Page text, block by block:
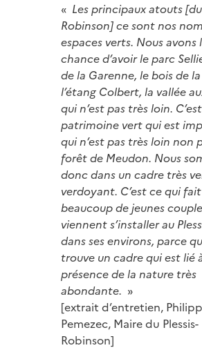
« Les principaux atouts [du
Robinson] ce sont nos
espaces verts. Nous avons
chance d’avoir le parc
de la Garenne, le bois de
l’étang Colbert, la vallée
qui n’est pas très loin.
patrimoine vert qui est
qui n’est pas très loin non
forêt de Meudon. Nous
donc dans un cadre très
verdoyant. C’est ce qui
beaucoup de jeunes
viennent s’installer au
dans ses environs, parce
trouve un cadre qui est lié
présence de la nature très
abondante. »
[extrait d’entretien,
Pemezec, Maire du Plessis-
Robinson]